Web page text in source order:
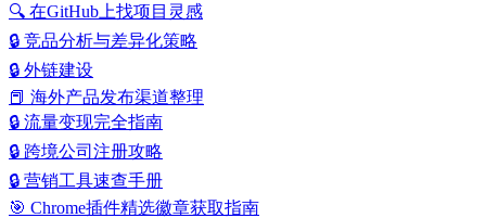
🔍 在GitHub上找项目灵感
🔒 竞品分析与差异化策略
🔒 外链建设
📕 海外产品发布渠道整理
🔒 流量变现完全指南
🔒 跨境公司注册攻略
🔒 营销工具速查手册
🎯 Chrome插件精选徽章获取指南